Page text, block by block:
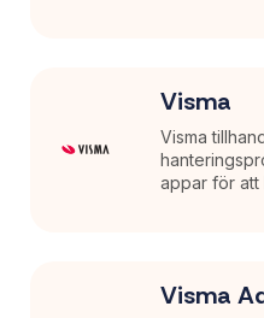
Visma
Visma
appar för att
Visma